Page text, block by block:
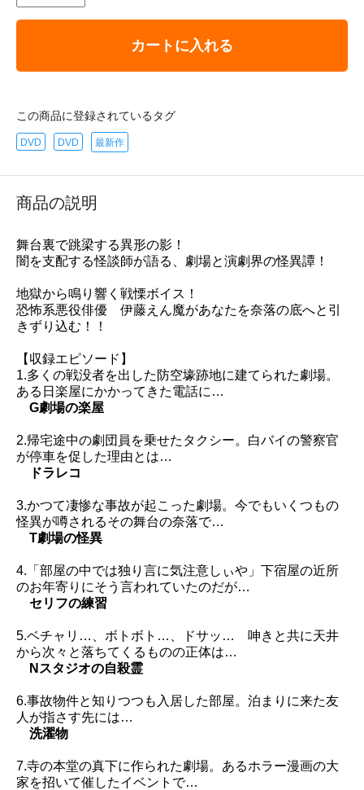
カートに入れる
この商品に登録されているタグ
DVD DVD 最新作
商品の説明
舞台裏で跳梁する異形の影！
闇を支配する怪談師が語る、劇場と演劇界の怪異譚！
地獄から鳴り響く戦慄ボイス！
恐怖系悪役俳優 伊藤えん魔があなたを奈落の底へと引
きずり込む！！
【収録エピソード】
1.多くの戦没者を出した防空壕跡地に建てられた劇場。
ある日楽屋にかかってきた電話に…
G劇場の楽屋
2.帰宅途中の劇団員を乗せたタクシー。白バイの警察官
が停車を促した理由とは…
ドラレコ
3.かつて凄惨な事故が起こった劇場。今でもいくつもの
怪異が噂されるその舞台の奈落で…
T劇場の怪異
4.「部屋の中では独り言に気注意しぃや」下宿屋の近所
のお年寄りにそう言われていたのだが…
セリフの練習
5.ベチャリ…、ボトボト…、ドサッ… 呻きと共に天井
から次々と落ちてくるものの正体は…
Nスタジオの自殺霊
6.事故物件と知りつつも入居した部屋。泊まりに来た友
人が指さす先には…
洗濯物
7.寺の本堂の真下に作られた劇場。あるホラー漫画の大
家を招いて催したイベントで…